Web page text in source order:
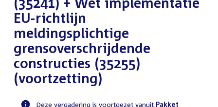
EU-richtlijn
meldingsplichtige
grensoverschrijdende
constructies (35255)
(voortzetting)
Deze vergadering is voortgezet vanuit Pakket